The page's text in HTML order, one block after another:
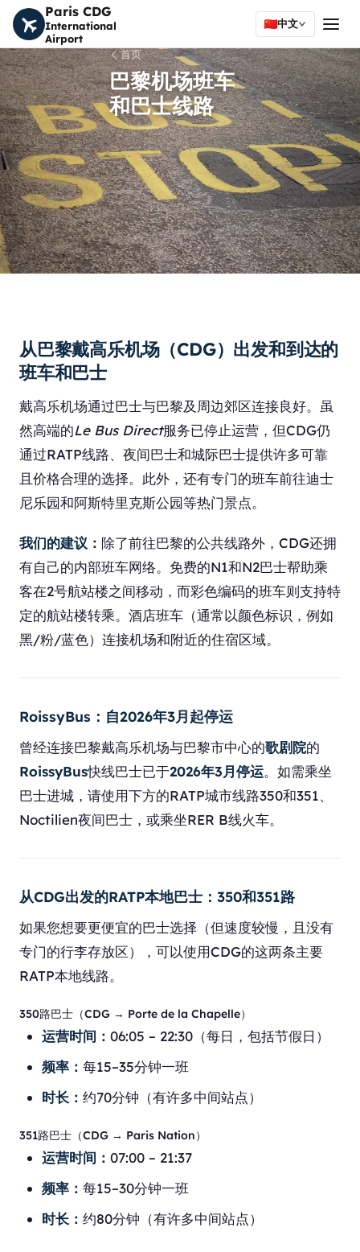
Paris CDG
International
Airport
中文
首页
巴黎机场班车
和巴士线路
从巴黎戴高乐机场（CDG）出发和到达的
班车和巴士
戴高乐机场通过巴士与巴黎及周边郊区连接良好。虽
然高端的Le Bus Direct服务已停止运营，但CDG仍
通过RATP线路、夜间巴士和城际巴士提供许多可靠
且价格合理的选择。此外，还有专门的班车前往迪士
尼乐园和阿斯特里克斯公园等热门景点。
我们的建议： 除了前往巴黎的公共线路外，CDG还拥
有自己的内部班车网络。免费的N1和N2巴士帮助乘
客在2号航站楼之间移动，而彩色编码的班车则支持特
定的航站楼转乘。酒店班车（通常以颜色标识，例如
黑/粉/蓝色）连接机场和附近的住宿区域。
RoissyBus：自2026年3月起停运
曾经连接巴黎戴高乐机场与巴黎市中心的歌剧院的
RoissyBus快线巴士已于2026年3月停运。如需乘坐
巴士进城，请使用下方的RATP城市线路350和351、
Noctilien夜间巴士，或乘坐RER B线火车。
从CDG出发的RATP本地巴士：350和351路
如果您想要更便宜的巴士选择（但速度较慢，且没有
专门的行李存放区），可以使用CDG的这两条主要
RATP本地线路。
350路巴士（CDG → Porte de la Chapelle）
运营时间： 06:05 – 22:30（每日，包括节假日）
频率： 每15–35分钟一班
时长： 约70分钟（有许多中间站点）
351路巴士（CDG → Paris Nation）
运营时间： 07:00 – 21:37
频率： 每15–30分钟一班
时长： 约80分钟（有许多中间站点）